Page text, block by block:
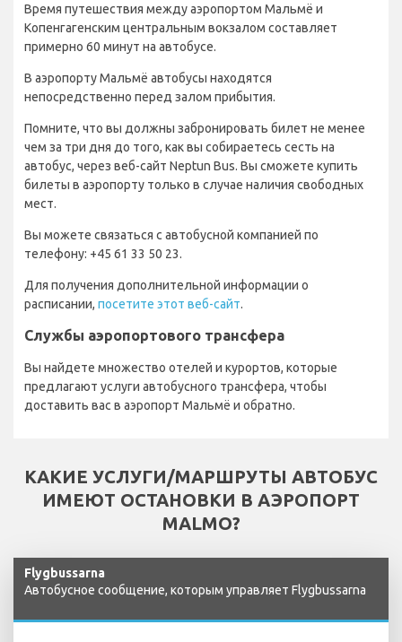
Время путешествия между аэропортом Мальмё и
Копенгагенским центральным вокзалом составляет
примерно 60 минут на автобусе.
В аэропорту Мальмё автобусы находятся
непосредственно перед залом прибытия.
Помните, что вы должны забронировать билет не менее
чем за три дня до того, как вы собираетесь сесть на
автобус, через веб-сайт Neptun Bus. Вы сможете купить
билеты в аэропорту только в случае наличия свободных
мест.
Вы можете связаться с автобусной компанией по
телефону: +45 61 33 50 23.
Для получения дополнительной информации о
расписании, посетите этот веб-сайт.
Службы аэропортового трансфера
Вы найдете множество отелей и курортов, которые
предлагают услуги автобусного трансфера, чтобы
доставить вас в аэропорт Мальмё и обратно.
КАКИЕ УСЛУГИ/МАРШРУТЫ АВТОБУС
ИМЕЮТ ОСТАНОВКИ В АЭРОПОРТ
MALMO?
Flygbussarna
Автобусное сообщение, которым управляет Flygbussarna